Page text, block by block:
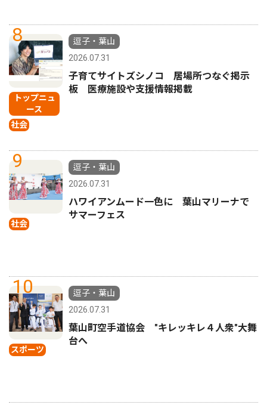
8
トップニュ
ース
社会
逗子・葉山
2026.07.31
子育てサイトズシノコ 居場所つなぐ掲示
板 医療施設や支援情報掲載
9
社会
逗子・葉山
2026.07.31
ハワイアンムード一色に 葉山マリーナで
サマーフェス
10
スポーツ
逗子・葉山
2026.07.31
葉山町空手道協会 "キレッキレ４人衆"大舞
台へ